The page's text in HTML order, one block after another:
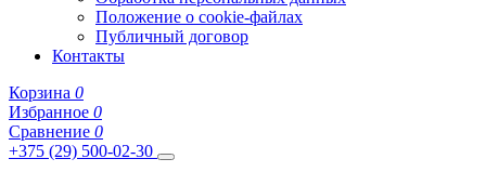
Положение о cookie-файлах
Публичный договор
Контакты
Корзина 0
Избранное 0
Сравнение 0
+375 (29) 500-02-30